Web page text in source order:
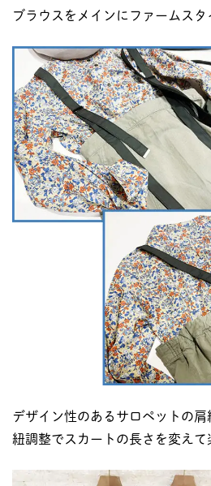
ブラウスをメインにファームス
デザイン性のあるサロペットの肩
紐調整でスカートの長さを変え